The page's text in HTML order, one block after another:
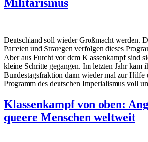
Militarismus
Deutschland soll wieder Großmacht werden.
Parteien und Strategen verfolgen dieses
Aber aus Furcht vor dem Klassenkampf sind
kleine Schritte gegangen. Im letzten Jahr kam
Bundestagsfraktion dann wieder mal zur Hilfe
Programm des deutschen Imperialismus voll
Klassenkampf von oben:
queere Menschen weltweit